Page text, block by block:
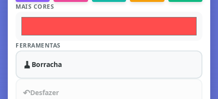
MAIS CORES
FERRAMENTAS
🧹 Borracha
↶Desfazer